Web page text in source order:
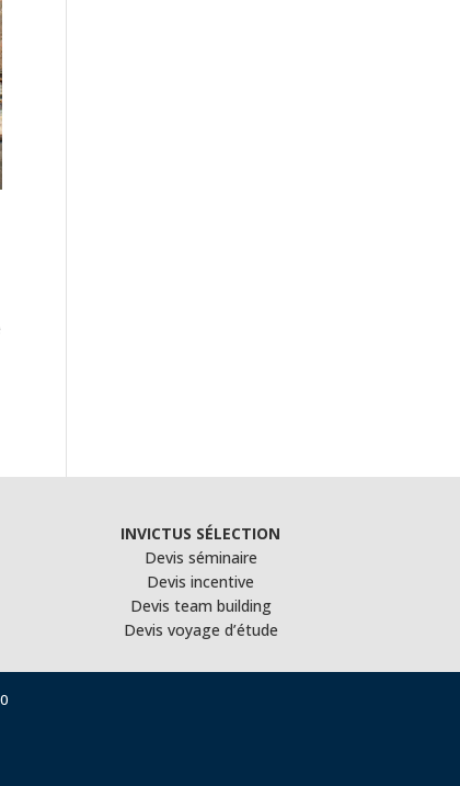
INVICTUS SÉLECTION
Devis séminaire
Devis incentive
Devis team building
Devis voyage d’étude